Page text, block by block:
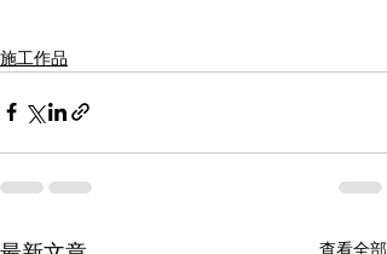
施工作品
查看全部